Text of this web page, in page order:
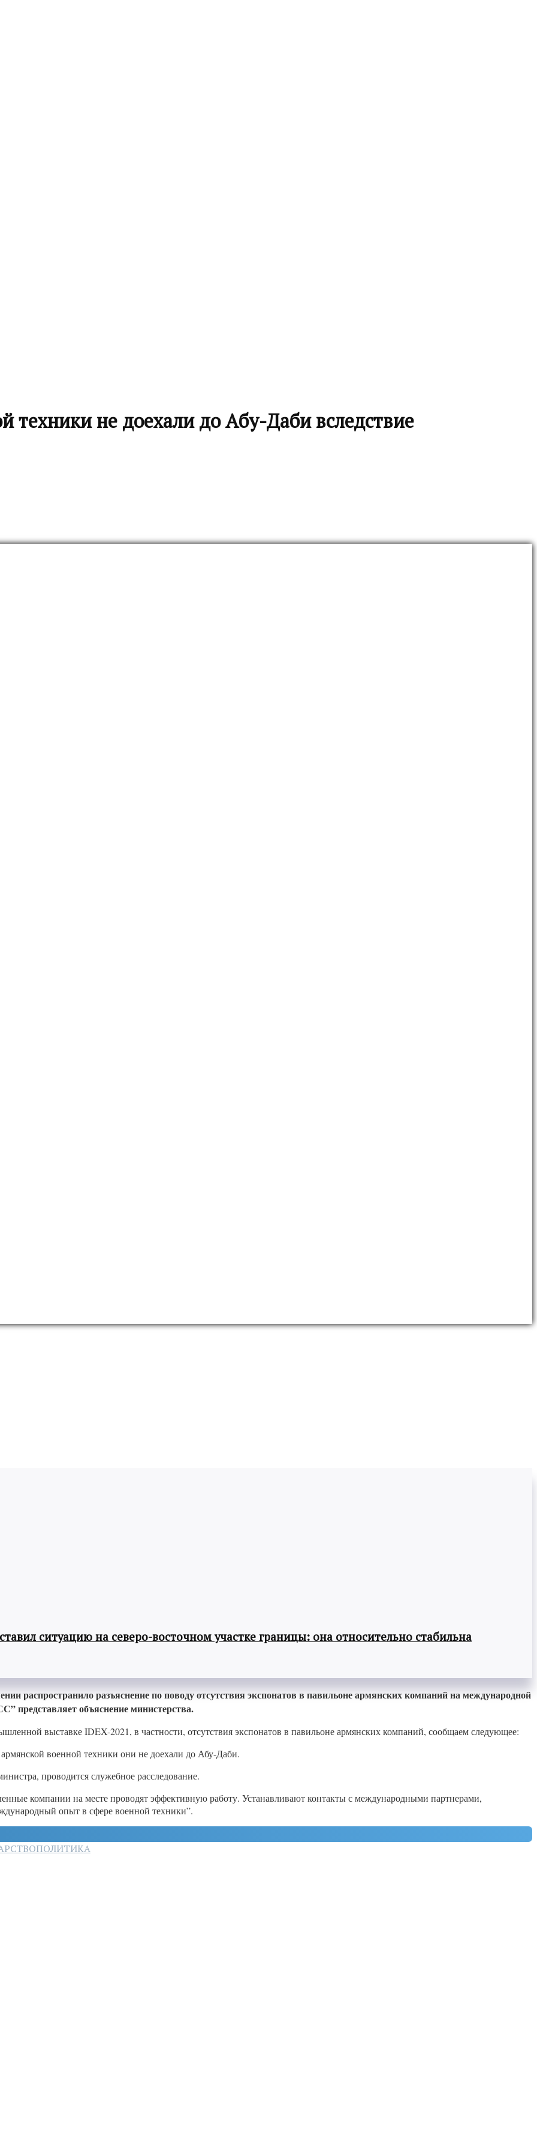
техники не доехали до Абу-Даби вследствие
ситуацию на северо-восточном участке границы: она относительно стабильна
распространило разъяснение по поводу отсутствия экспонатов в павильоне армянских компаний на международной
объяснение министерства.
выставке IDEX-2021, в частности, отсутствия экспонатов в павильоне армянских компаний, сообщаем следующее:
военной техники они не доехали до Абу-Даби.
проводится служебное расследование.
компании на месте проводят эффективную работу. Устанавливают контакты с международными партнерами,
опыт в сфере военной техники”.
ПОЛИТИКА